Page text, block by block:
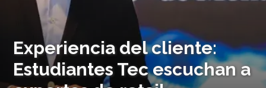
Experiencia del cliente:
Estudiantes Tec escuchan a